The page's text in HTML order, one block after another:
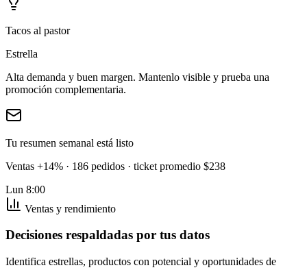
Tacos al pastor
Estrella
Alta demanda y buen margen. Mantenlo visible y prueba una
promoción complementaria.
Tu resumen semanal está listo
Ventas +14% · 186 pedidos · ticket promedio $238
Lun 8:00
Ventas y rendimiento
Decisiones respaldadas por tus datos
Identifica estrellas, productos con potencial y oportunidades de